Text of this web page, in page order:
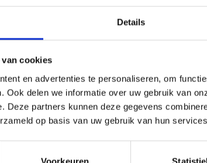
Details
van cookies
en advertenties te personaliseren, om
Ook delen we informatie over uw gebruik van
Deze partners kunnen deze gegevens
op basis van uw gebruik van hun
voldoen.